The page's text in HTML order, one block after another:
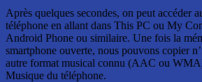
Après quelques secondes, on peut accéder
téléphone en allant dans This PC ou My
Android Phone ou similaire. Une fois la
smartphone ouverte, nous pouvons copier
autre format musical connu (AAC ou
Musique du téléphone.